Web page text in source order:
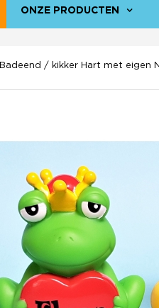
ONZE PRODUCTEN
Badeend / kikker Hart met eigen